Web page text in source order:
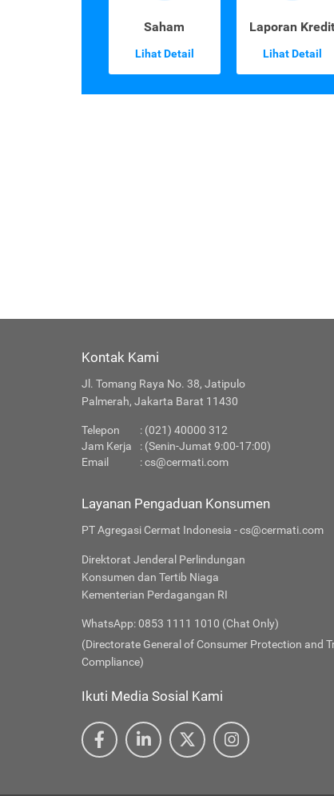
Saham
Lihat Detail
Laporan Kredit
Lihat Detail
Kontak Kami
Jl. Tomang Raya No. 38, Jatipulo
Palmerah, Jakarta Barat 11430
Telepon
: (021) 40000 312
Jam Kerja
: (Senin-Jumat 9:00-17:00)
Email
:cs@cermati.com
Layanan Pengaduan Konsumen
PT Agregasi Cermat Indonesia - cs@cermati.com
Direktorat Jenderal Perlindungan
Konsumen dan Tertib Niaga
Kementerian Perdagangan RI
WhatsApp: 0853 1111 1010 (Chat Only)
(Directorate General of Consumer Protection and
Compliance)
Ikuti Media Sosial Kami